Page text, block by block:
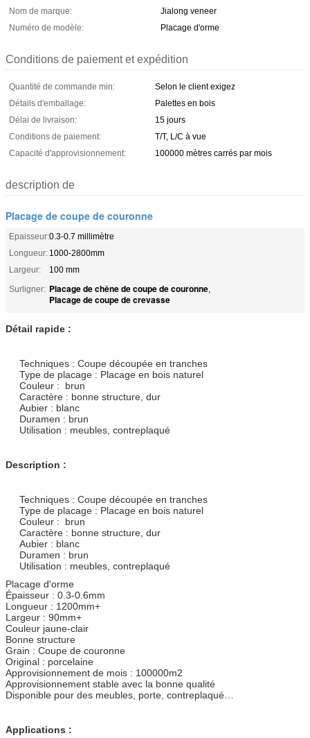
Nom de marque:
Jialong veneer
Numéro de modèle:
Placage d'orme
Conditions de paiement et expédition
Quantité de commande min:
Selon le client exigez
Détails d'emballage:
Palettes en bois
Délai de livraison:
15 jours
Conditions de paiement:
T/T, L/C à vue
Capacité d'approvisionnement:
100000 mètres carrés par mois
description de
Placage de coupe de couronne
Epaisseur:0.3-0.7 millimètre
Longueur: 1000-2800mm
Largeur:
100 mm
Surligner: Placage de chêne de coupe de couronne,
Placage de coupe de crevasse
Détail rapide :
Techniques : Coupe découpée en tranches
Type de placage : Placage en bois naturel
Couleur : brun
Caractère : bonne structure, dur
Aubier : blanc
Duramen : brun
Utilisation : meubles, contreplaqué
Description :
Techniques : Coupe découpée en tranches
Type de placage : Placage en bois naturel
Couleur : brun
Caractère : bonne structure, dur
Aubier : blanc
Duramen : brun
Utilisation : meubles, contreplaqué
Placage d'orme
Épaisseur : 0.3-0.6mm
Longueur : 1200mm+
Largeur : 90mm+
Couleur jaune-clair
Bonne structure
Grain : Coupe de couronne
Original : porcelaine
Approvisionnement de mois : 100000m2
Approvisionnement stable avec la bonne qualité
Disponible pour des meubles, porte, contreplaqué…
Applications :